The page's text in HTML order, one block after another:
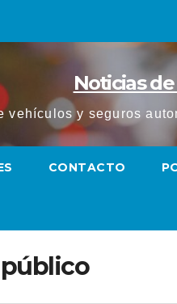
Noticias
vehículos y seguros
CONTACTO